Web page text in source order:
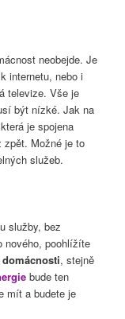
neobejde. Je
internetu, nebo i
televize. Vše je
být nízké. Jak na
je spojena
Možné je to
služeb.
služby, bez
nového, poohlížíte
, stejně
bude ten
mít a budete je